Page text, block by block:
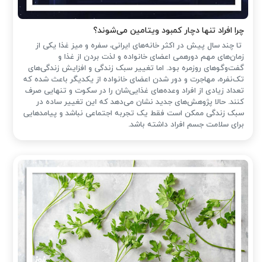
چرا افراد تنها دچار کمبود ویتامین می‌شوند؟
تا چند سال پیش در اکثر خانه‌های ایرانی، سفره و میز غذا یکی از
زمان‌های مهم دورهمی اعضای خانواده و لذت بردن از غذا و
گفت‌وگوهای روزمره بود. اما تغییر سبک زندگی و افزایش زندگی‌های
تک‌نفره، مهاجرت و دور شدن اعضای خانواده از یکدیگر باعث شده که
تعداد زیادی از افراد وعده‌های غذایی‌شان را در سکوت و تنهایی صرف
کنند. حالا پژوهش‌های جدید نشان می‌دهد که این تغییر ساده در
سبک زندگی ممکن است فقط یک تجربه اجتماعی نباشد و پیامدهایی
برای سلامت جسم افراد داشته باشد.